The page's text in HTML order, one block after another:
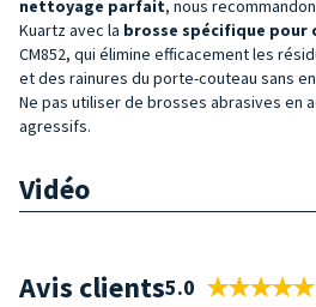
nettoyage parfait, nous
Kuartz avec la brosse spécifique pour
CM852, qui élimine efficacement les
et des rainures du porte-couteau sans
Ne pas utiliser de brosses abrasives en
agressifs.
Vidéo
Avis clients5.0